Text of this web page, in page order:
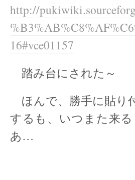
http://
16#vce01157
踏み台にされた～
ほんで、勝手に貼り
するも、いつまた来
あ…